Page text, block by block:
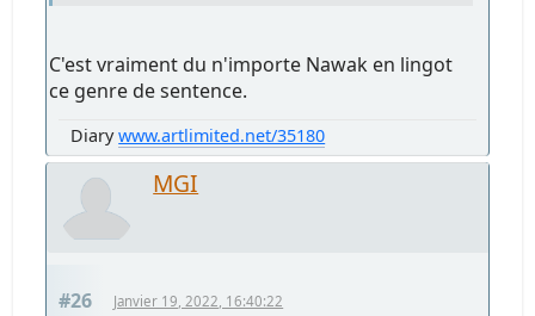
C'est vraiment du n'importe Nawak en lingot
ce genre de sentence.
Diarywww.artlimited.net/35180
MGI
#26 Janvier 19, 2022, 16:40:22